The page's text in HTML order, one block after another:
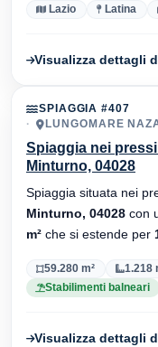
Lazio
Latina
Visualizza dettagli
SPIAGGIA #407
LUNGOMARE
Spiaggia nei
Minturno, 04028
Spiaggia situata nei
Minturno, 04028 con
m² che si estende per
59.280 m² 1.218
Stabilimenti balneari
Visualizza dettagli